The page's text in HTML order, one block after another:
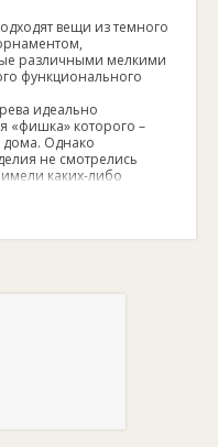
вещи из темного
различными мелкими
функционального
идеально
«фишка» которого –
дома. Однако
не смотрелись
каких-либо
в основном
и обладающие
мебель для
украшений, удобную
плавных линий и
цветов могут быть
При
нельзя забывать и